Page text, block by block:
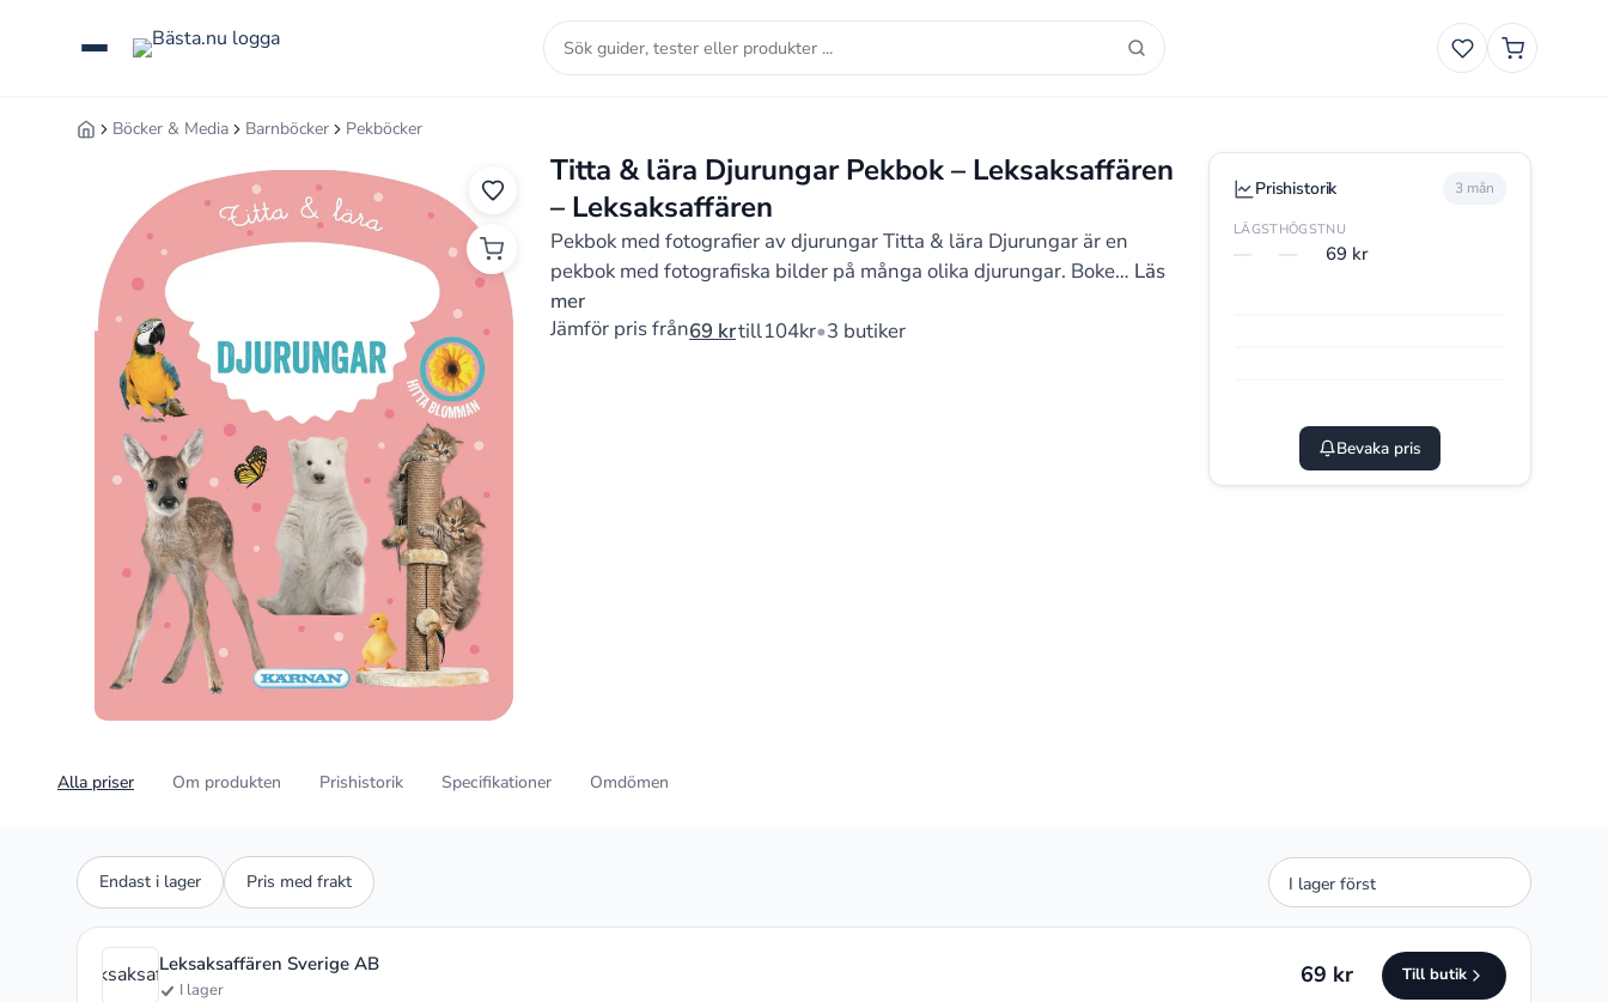
Sök
eller
produkter
Favoriter
Smart
Varukorg
Sök
produkter
Hem Böcker & Media Barnböcker Pekböcker
Titta & lära Djurungar Pekbok – Leksaksaffären
– Leksaksaffären
Pekbok med fotografier av djurungar Titta & lära Djurungar är en
pekbok med fotografiska bilder på många olika djurungar. Boke… Läs
mer
Jämför pris från69 krtill104kr 3 butiker
Prishistorik 3 mån
LÄGST
—
HÖGST
—
NU
69 kr
Bevaka pris
Alla priser Om produkten Prishistorik Specifikationer Omdömen
Endast i lager Pris med frakt
Sortera
erbjudanden
LeksaksaffärLeksaksaffären Sverige AB
I lager
69 kr Till butik